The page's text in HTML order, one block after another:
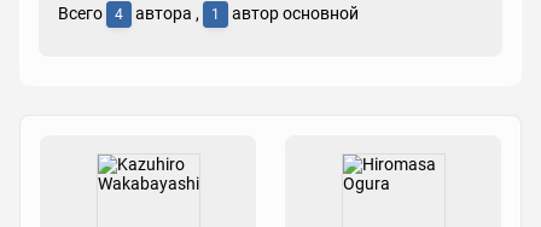
Всего 4 автора , 1 автор основной